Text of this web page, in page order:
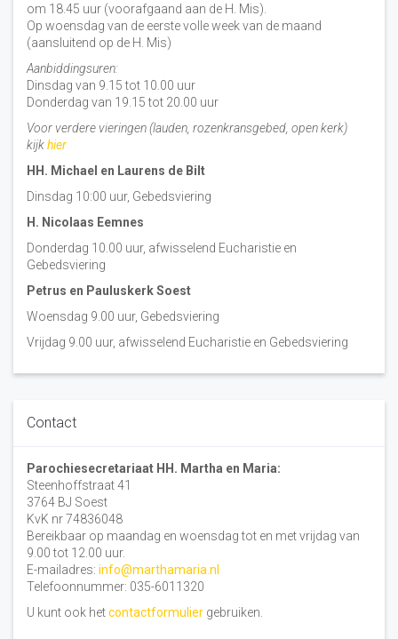
om 18.45 uur (voorafgaand aan de H. Mis).
Op woensdag van de eerste volle week van de maand
(aansluitend op de H. Mis)
Aanbiddingsuren:
Dinsdag van 9.15 tot 10.00 uur
Donderdag van 19.15 tot 20.00 uur
Voor verdere vieringen (lauden, rozenkransgebed, open kerk)
kijkhier
HH. Michael en Laurens de Bilt
Dinsdag 10:00 uur, Gebedsviering
H. Nicolaas Eemnes
Donderdag 10.00 uur, afwisselend Eucharistie en
Gebedsviering
Petrus en Pauluskerk Soest
Woensdag 9.00 uur, Gebedsviering
Vrijdag 9.00 uur, afwisselend Eucharistie en Gebedsviering
Contact
Parochiesecretariaat HH. Martha en Maria:
Steenhoffstraat 41
3764 BJ Soest
KvK nr 74836048
Bereikbaar op maandag en woensdag tot en met vrijdag van
9.00 tot 12.00 uur.
E-mailadres: info@marthamaria.nl
Telefoonnummer: 035-6011320
U kunt ook hetcontactformulier gebruiken.